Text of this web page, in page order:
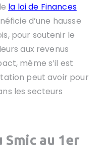
la loi de Finances
d’une hausse
pour soutenir le
aux revenus
même s’il est
peut avoir pour
les secteurs
au 1er